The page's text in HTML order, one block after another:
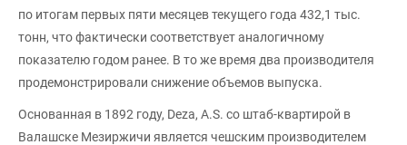
по итогам первых пяти месяцев текущего года 432,1 тыс.
тонн, что фактически соответствует аналогичному
показателю годом ранее. В то же время два производителя
продемонстрировали снижение объемов выпуска.
Основанная в 1892 году, Deza, A.S. со штаб-квартирой в
Валашске Мезиржичи является чешским производителем